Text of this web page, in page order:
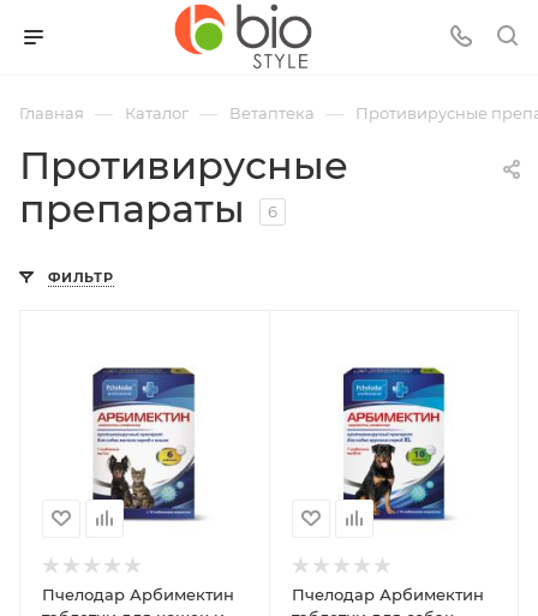
Главная — Каталог — Ветаптека — Противирусные
Противирусные
препараты
6
ФИЛЬТР
Пчелодар Арбимектин
Пчелодар Арбимектин